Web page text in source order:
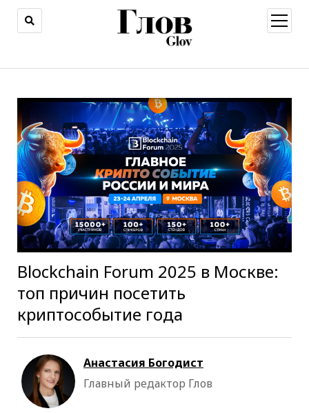
меню
Blockchain Forum 2025 в Москве:
топ причин посетить
криптособытие года
Анастасия Богодист
Главный редактор Глов